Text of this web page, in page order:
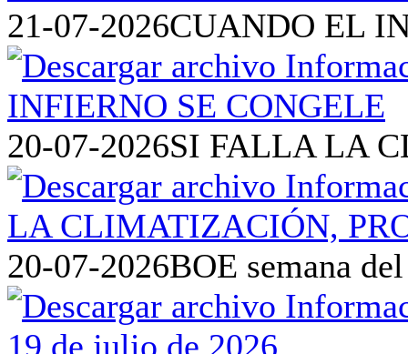
21-07-2026CUANDO EL
20-07-2026SI FALLA LA
20-07-2026BOE semana